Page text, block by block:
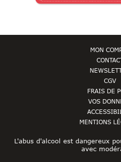
MON
CGV
FRAIS DE
VOS
MENTIONS
L'abus d'alcool est dangereux
avec